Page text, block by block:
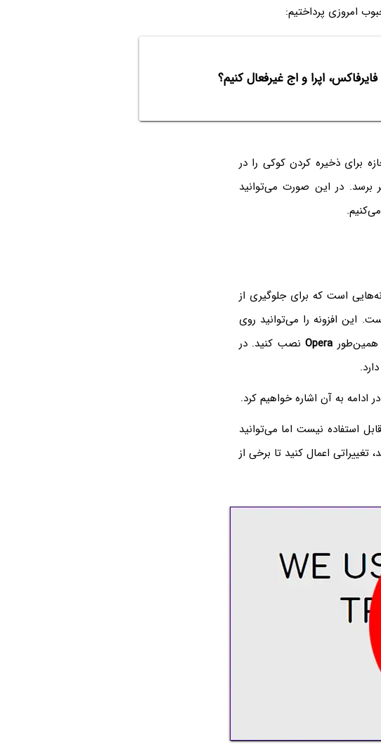
امروزی پرداختیم:
برای ذخیره کردن کوکی را در
برسد. در این صورت می‌توانید
است که برای جلوگیری از
این افزونه را می‌توانید روی
Operaنصب کنید. در
استفاده نیست اما می‌توانید
اعمال کنید تا برخی از